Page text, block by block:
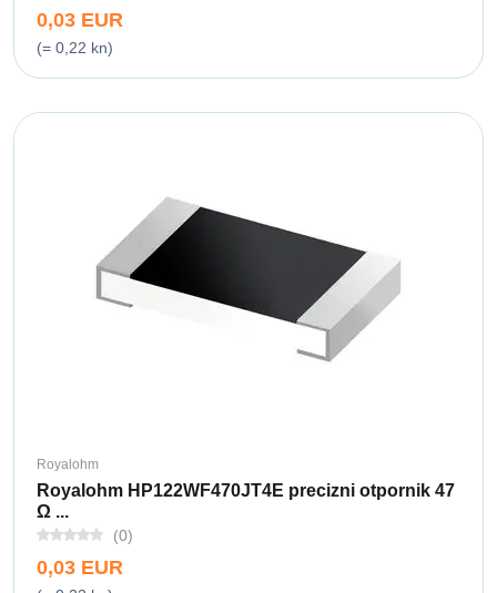
0,03 EUR
(= 0,22 kn)
Royalohm
Royalohm HP122WF470JT4E precizni otpornik 47
Ω ...
(0)
0,03 EUR